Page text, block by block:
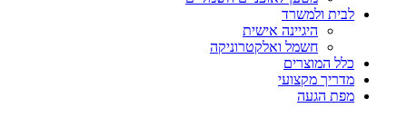
לבית ולמשרד
היגיינה אישית
חשמל ואלקטרוניקה
כלל המוצרים
מדריך מקצועי
מפת הגעה